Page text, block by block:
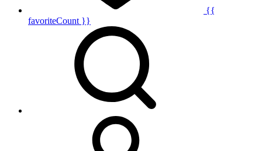
{{
favoriteCount }}